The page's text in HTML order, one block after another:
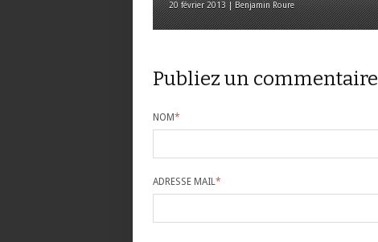
20 février 2013 | Benjamin Roure
Publiez un commentaire
NOM*
ADRESSE MAIL*